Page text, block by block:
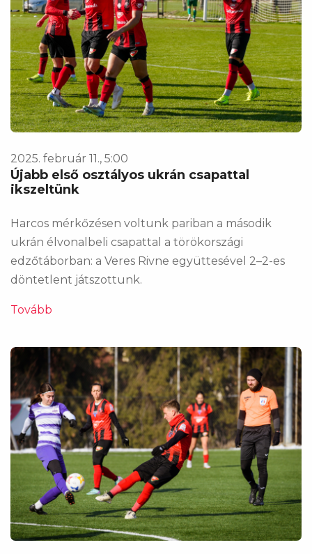
2025. február 11., 5:00
Újabb első osztályos ukrán csapattal
ikszeltünk
Harcos mérkőzésen voltunk pariban a második
ukrán élvonalbeli csapattal a törökországi
edzőtáborban: a Veres Rivne együttesével 2–2-es
döntetlent játszottunk.
Tovább